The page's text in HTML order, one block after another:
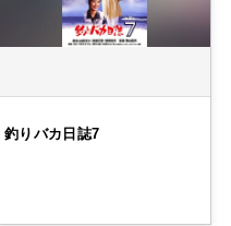
釣りバカ日誌7